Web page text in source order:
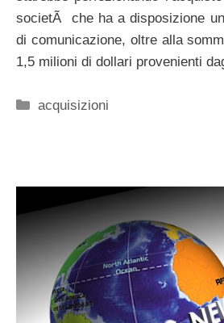
societÃ che ha a disposizione
di comunicazione, oltre alla
1,5 milioni di dollari provenienti
Categorie
acquisizioni